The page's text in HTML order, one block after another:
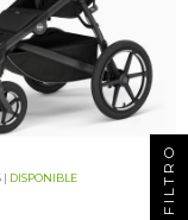
DISPONIBLE FILTRO